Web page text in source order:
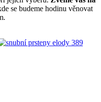
se budeme hodinu věnovat